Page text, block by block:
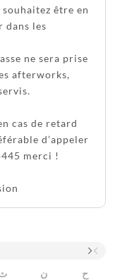
être en
dans les
ne sera prise
afterworks,
cas de retard
d’appeler
merci !
ح
ن